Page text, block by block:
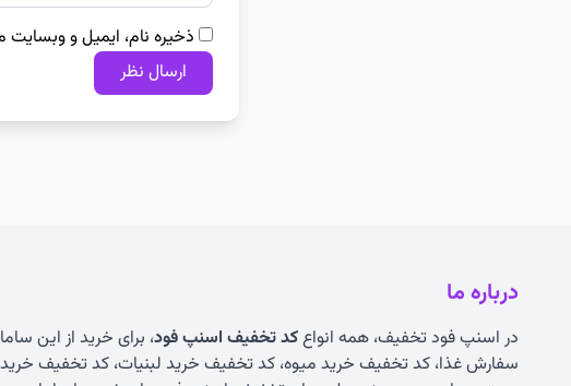
ذخیره نام، ایمیل و وبسایت
درباره ما
در اسنپ فود تخفیف، همه انواعکد تخفیف اسنپ فود، برای خرید از این
سفارش غذا، کد تخفیف خرید میوه، کد تخفیف خرید لبنیات، کد تخفیف